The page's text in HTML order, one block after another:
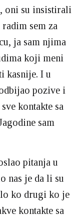
oni su insistirali
sem za
ja sam njima
koji meni
kasnije. I u
pozive i
kontakte sa
sam
pitanja u
nas je da li su
ko drugi ko je
kontakte sa